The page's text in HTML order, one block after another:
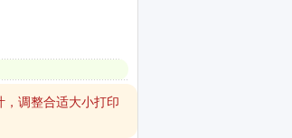
调整合适大小打印